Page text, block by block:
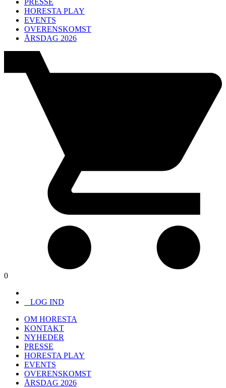
PRESSE
HORESTA PLAY
EVENTS
OVERENSKOMST
ÅRSDAG 2026
0
LOG IND
OM HORESTA
KONTAKT
NYHEDER
PRESSE
HORESTA PLAY
EVENTS
OVERENSKOMST
ÅRSDAG 2026